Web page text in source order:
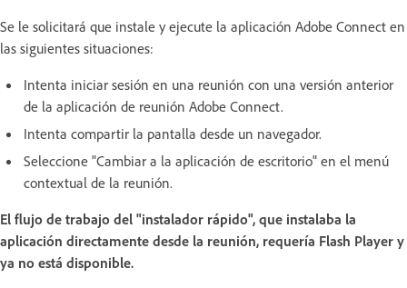
Se le solicitará que instale y ejecute la aplicación Adobe Connect en
las siguientes situaciones:
Intenta iniciar sesión en una reunión con una versión anterior
de la aplicación de reunión Adobe Connect.
Intenta compartir la pantalla desde un navegador.
Seleccione "Cambiar a la aplicación de escritorio" en el menú
contextual de la reunión.
El flujo de trabajo del "instalador rápido", que instalaba la
aplicación directamente desde la reunión, requería Flash Player y
ya no está disponible.